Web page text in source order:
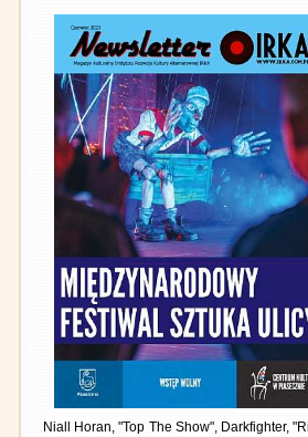
Niall Horan, "Top The Show", Darkfighter,